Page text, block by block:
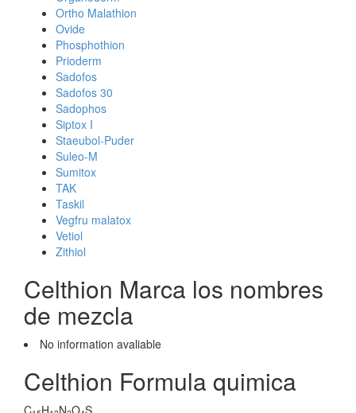
Ortho Malathion
Ovide
Phosphothion
Prioderm
Sadofos
Sadofos 30
Sadophos
Siptox I
Staeubol-Puder
Suleo-M
Sumitox
TAK
Taskil
Vegfru malatox
Vetiol
Zithiol
Celthion Marca los nombres
de mezcla
No information avaliable
Celthion Formula quimica
C H N O S